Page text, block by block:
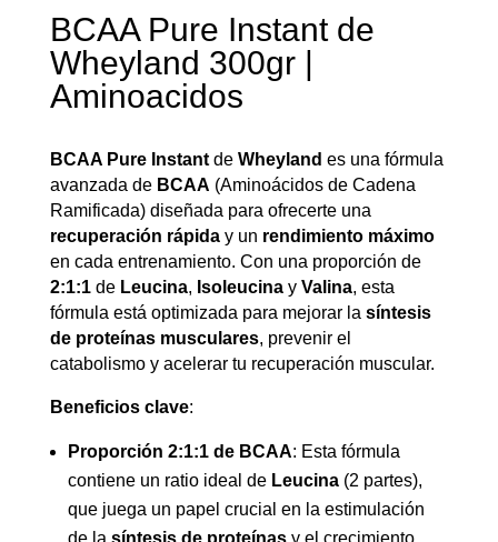
BCAA Pure Instant de
Wheyland 300gr |
Aminoacidos
BCAA Pure Instantde Wheyland es una fórmula
avanzada de BCAA (Aminoácidos de Cadena
Ramificada) diseñada para ofrecerte una
recuperación rápiday un rendimiento máximo
en cada entrenamiento. Con una proporción de
2:1:1de Leucina, Isoleucinay Valina, esta
fórmula está optimizada para mejorar la síntesis
de proteínas musculares, prevenir el
catabolismo y acelerar tu recuperación muscular.
Beneficios clave:
Proporción 2:1:1 de BCAA: Esta fórmula
contiene un ratio ideal de Leucina(2 partes),
que juega un papel crucial en la estimulación